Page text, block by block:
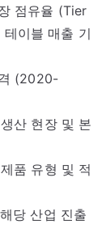
점유율 (Tier
이블 매출 기
(2020-
산 현장 및 본
품 유형 및 적
당 산업 진출